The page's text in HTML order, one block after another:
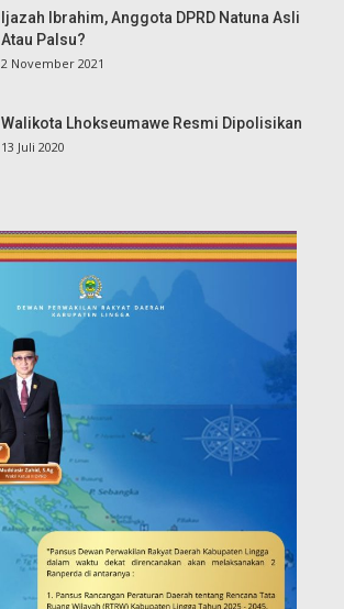
Ijazah Ibrahim, Anggota DPRD Natuna Asli
Atau Palsu?
2 November 2021
Walikota Lhokseumawe Resmi Dipolisikan
13 Juli 2020